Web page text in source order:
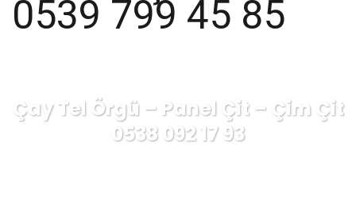
Çay Tel Örgü – Panel Çit – Çim Çit
0538 092 17 93